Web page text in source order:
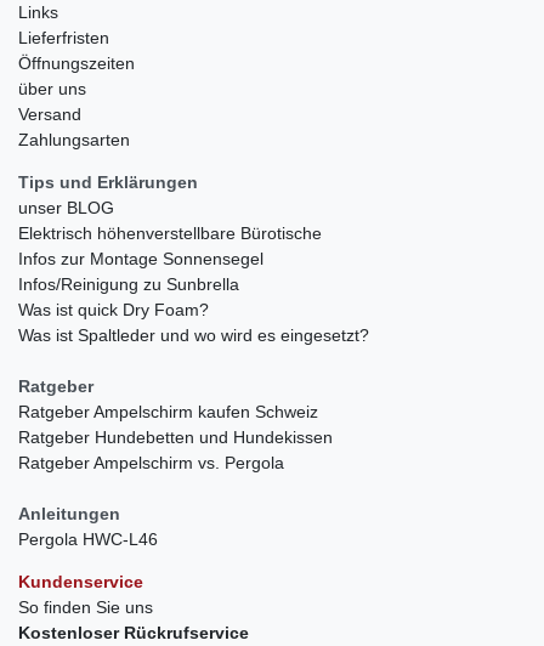
Links
Lieferfristen
Öffnungszeiten
über uns
Versand
Zahlungsarten
Tips und Erklärungen
unser BLOG
Elektrisch höhenverstellbare Bürotische
Infos zur Montage Sonnensegel
Infos/Reinigung zu Sunbrella
Was ist quick Dry Foam?
Was ist Spaltleder und wo wird es eingesetzt?
Ratgeber
Ratgeber Ampelschirm kaufen Schweiz
Ratgeber Hundebetten und Hundekissen
Ratgeber Ampelschirm vs. Pergola
Anleitungen
Pergola HWC-L46
Kundenservice
So finden Sie uns
Kostenloser Rückrufservice